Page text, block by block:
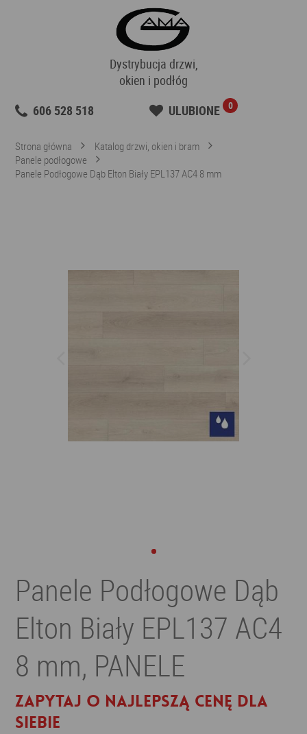
Dystrybucja drzwi,
okien i podłóg
606 528 518
ULUBIONE 0
Strona główna
Katalog drzwi, okien i bram
Panele podłogowe
Panele Podłogowe Dąb Elton Biały EPL137 AC4 8 mm
Panele Podłogowe Dąb
Elton Biały EPL137 AC4
8 mm, PANELE
Zapytaj o najlepszą cenę dla
siebie